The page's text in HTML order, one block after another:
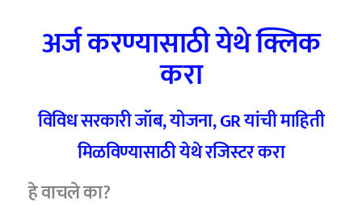
अर्ज करण्यासाठी येथे क्लिक
करा
विविध सरकारी जॉब, योजना, GR यांची माहिती
मिळविण्यासाठी येथे रजिस्टर करा
हे वाचले का?